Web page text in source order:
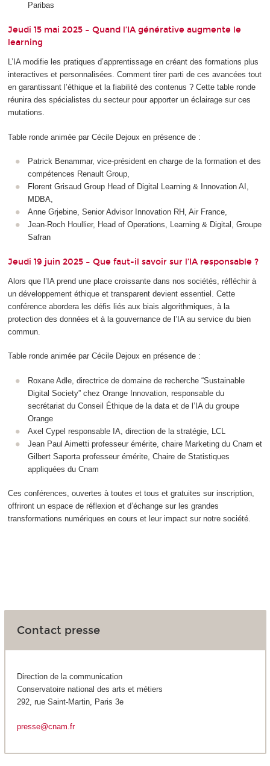
Paribas
Jeudi 15 mai 2025 – Quand l’IA générative augmente le
learning
L’IA modifie les pratiques d’apprentissage en créant des formations plus
interactives et personnalisées. Comment tirer parti de ces avancées tout
en garantissant l’éthique et la fiabilité des contenus ? Cette table ronde
réunira des spécialistes du secteur pour apporter un éclairage sur ces
mutations.
Table ronde animée par Cécile Dejoux en présence de :
Patrick Benammar, vice-président en charge de la formation et des
compétences Renault Group,
Florent Grisaud Group Head of Digital Learning & Innovation AI,
MDBA,
Anne Grjebine, Senior Advisor Innovation RH, Air France,
Jean-Roch Houllier, Head of Operations, Learning & Digital, Groupe
Safran
Jeudi 19 juin 2025 – Que faut-il savoir sur l’IA responsable ?
Alors que l’IA prend une place croissante dans nos sociétés, réfléchir à
un développement éthique et transparent devient essentiel. Cette
conférence abordera les défis liés aux biais algorithmiques, à la
protection des données et à la gouvernance de l’IA au service du bien
commun.
Table ronde animée par Cécile Dejoux en présence de :
Roxane Adle, directrice de domaine de recherche “Sustainable
Digital Society” chez Orange Innovation, responsable du
secrétariat du Conseil Éthique de la data et de l’IA du groupe
Orange
Axel Cypel responsable IA, direction de la stratégie, LCL
Jean Paul Aimetti professeur émérite, chaire Marketing du Cnam et
Gilbert Saporta professeur émérite, Chaire de Statistiques
appliquées du Cnam
Ces conférences, ouvertes à toutes et tous et gratuites sur inscription,
offriront un espace de réflexion et d’échange sur les grandes
transformations numériques en cours et leur impact sur notre société.
Contact presse
Direction de la communication
Conservatoire national des arts et métiers
292, rue Saint-Martin, Paris 3e
presse@cnam.fr